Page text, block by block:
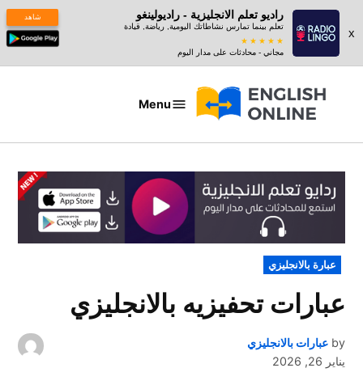
x
راديو تعلم الانجليزية - راديولينغو
تعلم بينما تمارس نشاطاتك اليومية, رياضة, قيادة
مجاني - محادثات على مدار اليوم
شاهد
عبارات
Menu
POSTED
IN
عبارة بالانجليزي
عبارات تحفيزيه بالانجليزي
by عبارات بالانجليزي
يناير 26, 2026